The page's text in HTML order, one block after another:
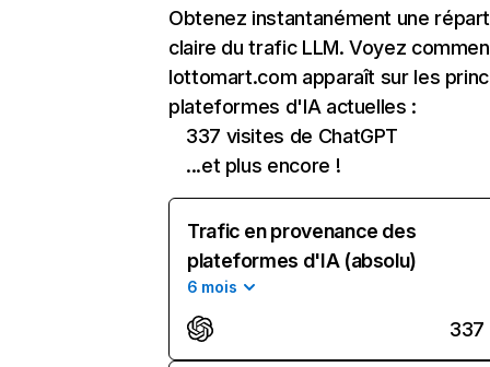
Obtenez instantanément une
claire du trafic LLM. Voyez
lottomart.com apparaît sur les
plateformes d'IA actuelles :
337 visites de ChatGPT
...et plus encore !
Trafic en provenance des
plateformes d'IA (absolu)
6 mois
337